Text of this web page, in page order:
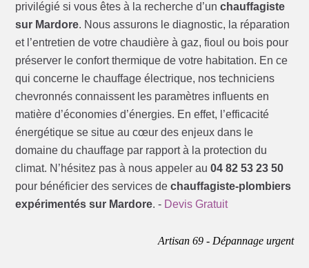
privilégié si vous êtes à la recherche d’unchauffagiste
sur Mardore. Nous assurons le diagnostic, la réparation
et l’entretien de votre chaudière à gaz, fioul ou bois pour
préserver le confort thermique de votre habitation. En ce
qui concerne le chauffage électrique, nos techniciens
chevronnés connaissent les paramètres influents en
matière d’économies d’énergies. En effet, l’efficacité
énergétique se situe au cœur des enjeux dans le
domaine du chauffage par rapport à la protection du
climat. N’hésitez pas à nous appeler au04 82 53 23 50
pour bénéficier des services dechauffagiste-plombiers
expérimentés sur Mardore. - Devis Gratuit
Artisan 69 - Dépannage urgent